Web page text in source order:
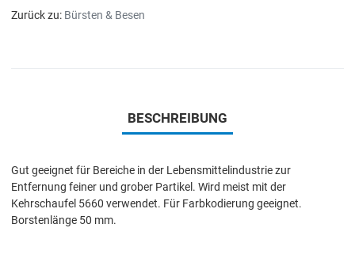
Zurück zu: Bürsten & Besen
BESCHREIBUNG
Gut geeignet für Bereiche in der Lebensmittelindustrie zur
Entfernung feiner und grober Partikel. Wird meist mit der
Kehrschaufel 5660 verwendet. Für Farbkodierung geeignet.
Borstenlänge 50 mm.